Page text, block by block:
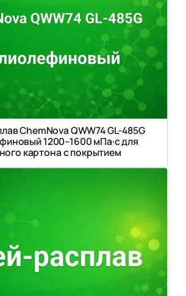
ChemNova QWW74 GL-485G
1200–1600 мПа·с для
картона с покрытием